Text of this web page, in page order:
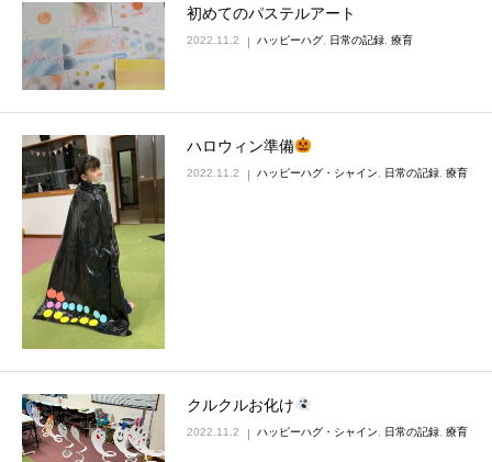
初めてのパステルアート
2022.11.2 ハッピーハグ 日常の記録 療育
ハロウィン準備
2022.11.2 ハッピーハグ・シャイン 日常の記録 療育
クルクルお化け
2022.11.2 ハッピーハグ・シャイン 日常の記録 療育